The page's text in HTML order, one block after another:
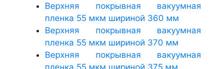
Верхняя покрывная вакуумная
пленка 55 мкм шириной 360 мм
Верхняя покрывная вакуумная
пленка 55 мкм шириной 370 мм
Верхняя покрывная вакуумная
пленка 55 мкм шириной 375 мм